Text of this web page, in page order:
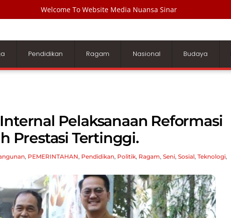
Welcome To Website Media Nuansa Sinar
Pendidikan Ragam Nasional Budaya
Pelaksanaan Reformasi
Prestasi Tertinggi.
, PEMERINTAHAN, Pendidikan, Politik, Ragam, Seni, Sosial, Teknologi,